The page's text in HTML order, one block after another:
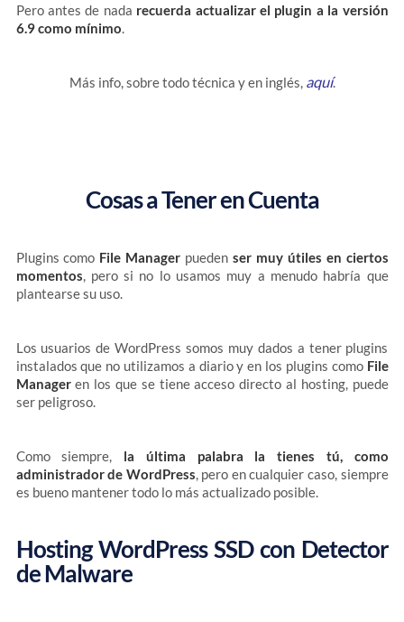
Pero antes de nada recuerda actualizar el plugin a la versión
6.9 como mínimo
Más info, sobre todo técnica y en inglés, aquí.
Cosas a Tener en Cuenta
Plugins como File Manager pueden ser muy útiles en ciertos
momentos, pero si no lo usamos muy a menudo habría que
plantearse su uso.
Los usuarios de WordPress somos muy dados a tener plugins
instalados que no utilizamos a diario y en los plugins como File
Manageren los que se tiene acceso directo al hosting, puede
ser peligroso.
Como siempre, la última palabra la tienes tú, como
administrador de WordPress, pero en cualquier caso, siempre
es bueno mantener todo lo más actualizado posible.
Hosting WordPress SSD con Detector
de Malware